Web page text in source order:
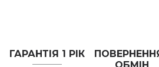
ГАРАНТІЯ 1 РІК